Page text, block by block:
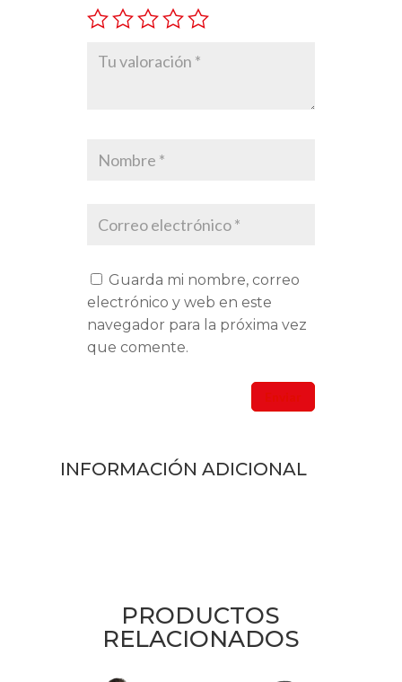
Guarda mi nombre, correo
electrónico y web en este
navegador para la próxima vez
que comente.
INFORMACIÓN ADICIONAL
PRODUCTOS
RELACIONADOS